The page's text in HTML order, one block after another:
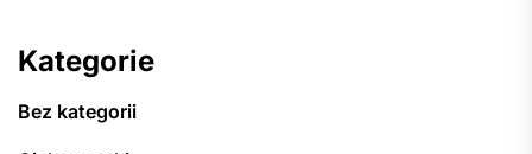
Kategorie
Bez kategorii